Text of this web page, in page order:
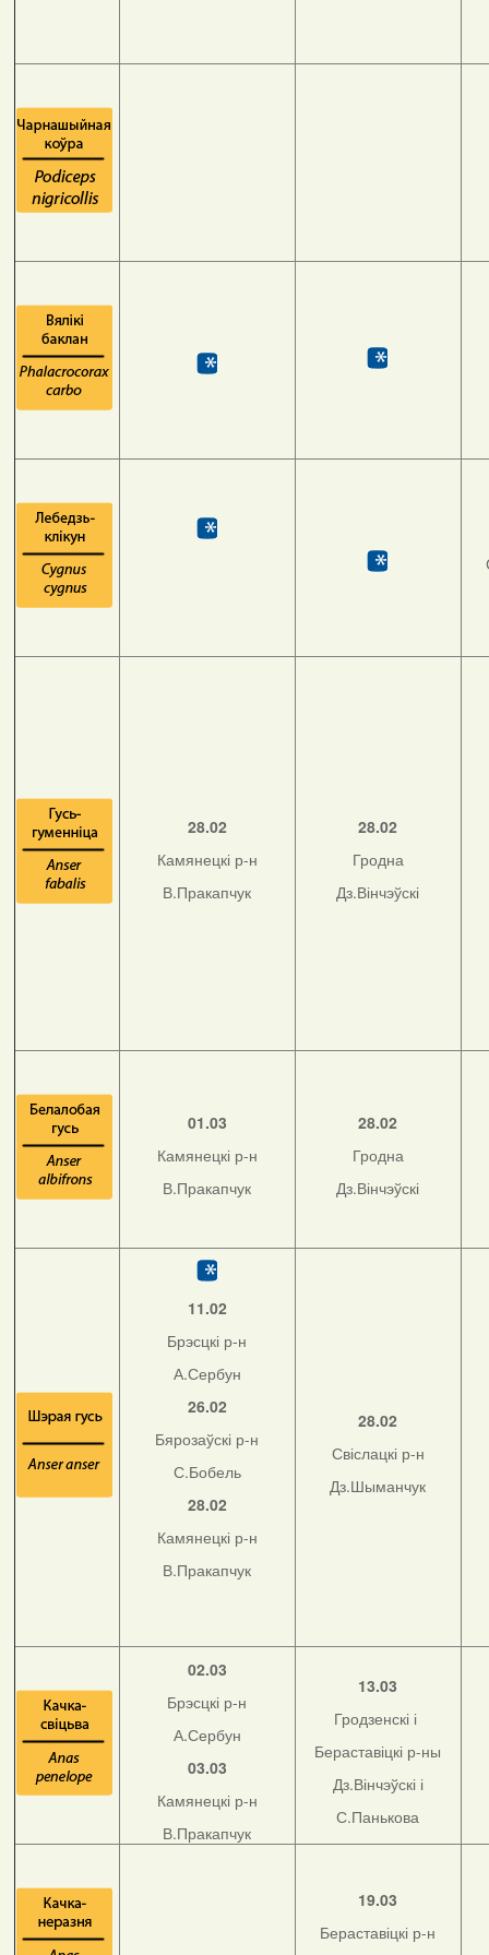
28.02
Камянецкі р-н
В.Пракапчук
28.02
Гродна
Дз.Вінчэўскі
01.03
Камянецкі р-н
В.Пракапчук
28.02
Гродна
Дз.Вінчэўскі
11.02
Брэсцкі р-н
А.Сербун
26.02
Бярозаўскі р-н
С.Бобель
28.02
Камянецкі р-н
В.Пракапчук
28.02
Свіслацкі р-н
Дз.Шыманчук
02.03
Брэсцкі р-н
А.Сербун
03.03
Камянецкі р-н
В.Пракапчук
13.03
Гродзенскі і
Бераставіцкі р-ны
Дз.Вінчэўскі і
С.Панькова
19.03
Бераставіцкі р-н